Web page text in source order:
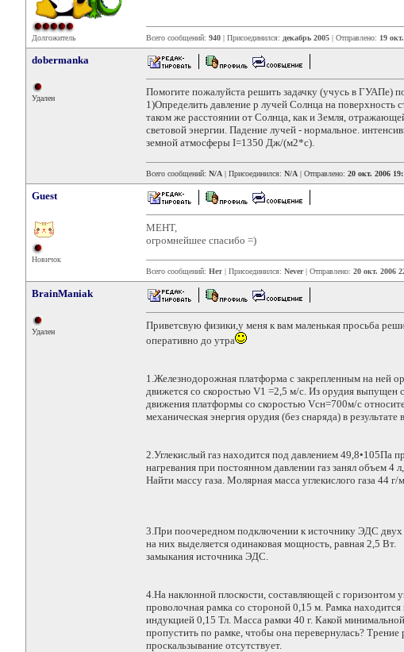
Долгожитель Всего сообщений: 940 | Присоединился: декабрь 2005 | Отправлено: 19
dobermanka
Удален
Помогите пожалуйста решить задачку (учусь в ГУАПе)
1)Определить давление p лучей Солнца на поверхность
таком же расстоянии от Солнца, как и Земля,
световой энергии. Падение лучей - нормальное.
земной атмосферы I=1350 Дж/(м2*с).
Всего сообщений: N/A | Присоединился: N/A | Отправлено: 20 окт. 2006
Guest
Новичок
MEHT,
огромнейшее спасибо =)
Всего сообщений: Нет | Присоединился: Never| Отправлено: 20 окт. 2006
BrainManiak
Удален
Приветсвую физики,у меня к вам маленькая просьба
оперативно до утра
1.Железнодорожная платформа с закрепленным на ней
движется со скоростью V1 =2,5 м/с. Из орудия выпущен
движения платформы со скоростью Vсн=700м/с
механическая энергия орудия (без снаряда) в результате
2.Углекислый газ находится под давлением
нагревания при постоянном давлении газ занял объем 4
Найти массу газа. Молярная масса углекислого газа 44 г/
3.При поочередном подключении к источнику
на них выделяется одинаковая мощность,
замыкания источника ЭДС.
4.На наклонной плоскости, составляющей с горизонтом
проволочная рамка со стороной 0,15 м. Рамка
индукцией 0,15 Тл. Масса рамки 40 г. Какой
пропустить по рамке, чтобы она перевернулась? Трение
проскальзывание отсутствует.